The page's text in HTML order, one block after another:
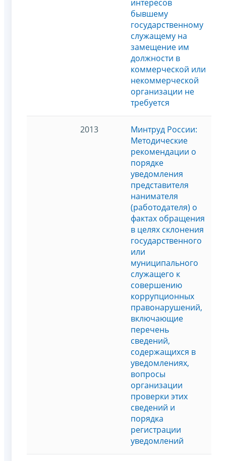
интересов
бывшему
государственному
служащему на
замещение им
должности в
коммерческой или
некоммерческой
организации не
требуется
2013
Минтруд России:
Методические
рекомендации о
порядке
уведомления
представителя
нанимателя
(работодателя) о
фактах обращения
в целях склонения
государственного
или
муниципального
служащего к
совершению
коррупционных
правонарушений,
включающие
перечень
сведений,
содержащихся в
уведомлениях,
вопросы
организации
проверки этих
сведений и
порядка
регистрации
уведомлений